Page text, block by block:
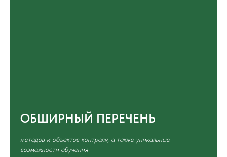
ОБШИРНЫЙ ПЕРЕЧЕНЬ
методов и объектов контроля, а также уникальные
возможности обучения